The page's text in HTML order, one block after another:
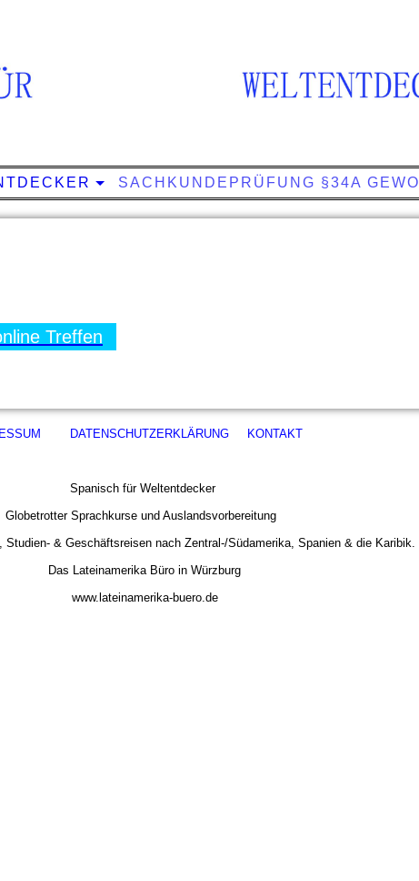
SACHKUNDEPRÜFUNG §34A GEWO
Treffen
DATENSCHUTZERKLÄRUNG KONTAKT
Spanisch für Weltentdecker
Globetrotter Sprachkurse und Auslandsvorbereitung
Studien- & Geschäftsreisen nach Zentral-/Südamerika, Spanien & die Karibik.
Das Lateinamerika Büro in Würzburg
www.lateinamerika-buero.de